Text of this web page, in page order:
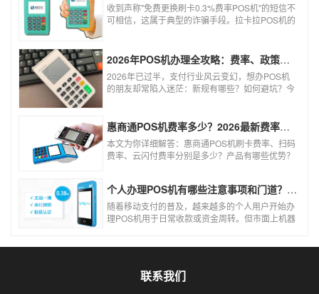
收到声称"免费更换刷卡0.3%费率POS机"的短信不
可相信，这属于典型的诈骗手段。拉卡拉POS机的
风险。以下结合权威信息分析原因及应对建议：2026年POS机办理全攻略：费率、政策、避坑一篇讲清
2026年已过半，支付行业风云变幻，想办POS机
的朋友却常陷入迷茫：新规有哪些？如何避坑？今
使用！
惠商通POS机费率多少？2026最新费率标准及办理全攻略
本文为你详细解答：惠商通POS机刷卡费率、扫码
费率、云闪付费率分别是多少？产品有哪些优势？
个人办理POS机有哪些注意事项和门道？（2026最新避坑指南）
随着移动支付的普及，越来越多的个人用户开始办
理POS机用于日常收款或资金周转。但市面上机器
联系我们